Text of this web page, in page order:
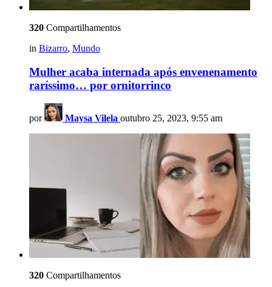
320 Compartilhamentos
in Bizarro, Mundo
Mulher acaba internada após envenenamento
raríssimo… por ornitorrinco
por Maysa Vilela outubro 25, 2023, 9:55 am
320 Compartilhamentos